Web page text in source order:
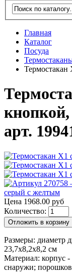
Главная
Каталог
Посуда
арт.
Цена 1968.00 руб
Количество:
Отложить в корзину
Размеры: диаметр
23,7х8,2х8,2 см
Материал: корпус
снаружи;